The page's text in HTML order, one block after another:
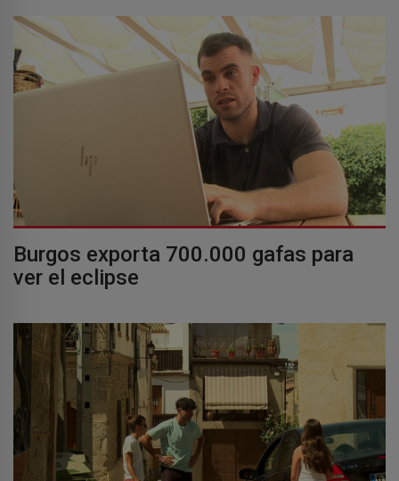
Burgos exporta 700.000 gafas para
ver el eclipse